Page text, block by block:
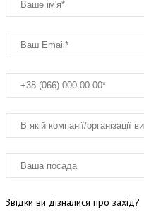
Звідки ви дізналися про захід?